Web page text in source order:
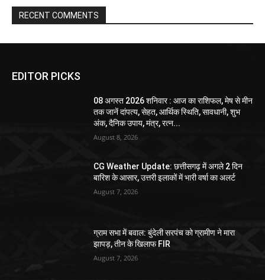
RECENT COMMENTS
EDITOR PICKS
08 अगस्त 2026 शनिवार : आज का राशिफल, मेष से मीन
तक जानें दांपत्य, सेहत, आर्थिक स्थिति, सावधानी, शुभ
अंक, दैनिक उपाय, मंत्र, रत्न...
August 8, 2026
CG Weather Update: छत्तीसगढ़ में अगले 2 दिन
बारिश के आसार, उत्तरी इलाकों में भारी वर्षा का अलर्ट
August 7, 2026
ग्राम सभा में बवाल: बुंदेली सरपंच को ग्रामीण ने मारा
झापड़, तीन के खिलाफ FIR
August 7, 2026